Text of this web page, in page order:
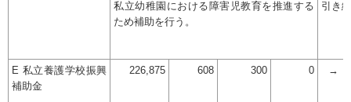
私立幼稚園における障害児教育を推進する
ため補助を行う。
引き
E 私立養護学校振興
補助金
226,875 608 300 0 →